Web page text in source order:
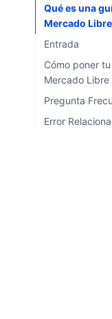
Qué es una
Mercado
Entrada
Cómo poner
Mercado Libre
Pregunta
Error